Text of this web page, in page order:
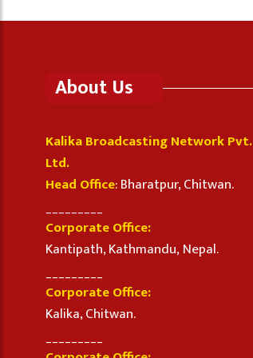
About Us
Kalika Broadcasting Network Pvt.
Ltd.
Head Office: Bharatpur, Chitwan.
Corporate Office:
Kantipath, Kathmandu, Nepal.
Corporate Office:
Kalika, Chitwan.